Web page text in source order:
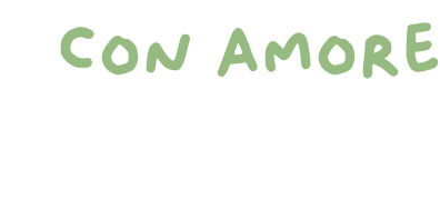
con amore